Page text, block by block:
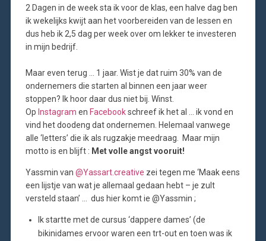
2 Dagen in de week sta ik voor de klas, een halve dag ben
ik wekelijks kwijt aan het voorbereiden van de lessen en
dus heb ik 2,5 dag per week over om lekker te investeren
in mijn bedrijf.
Maar even terug … 1 jaar. Wist je dat ruim 30% van de
ondernemers die starten al binnen een jaar weer
stoppen? Ik hoor daar dus niet bij. Winst.
Op Instagram en Facebookschreef ik het al … ik vond en
vind het doodeng dat ondernemen. Helemaal vanwege
alle ‘letters’ die ik als rugzakje meedraag. Maar mijn
motto is en blijft : Met volle angst vooruit!
Yassmin van @Yassart.creative zei tegen me ‘Maak eens
een lijstje van wat je allemaal gedaan hebt – je zult
versteld staan’ … dus hier komt ie @Yassmin ;
Ik startte met de cursus ‘dappere dames’ (de
bikinidames ervoor waren een trt-out en toen was ik